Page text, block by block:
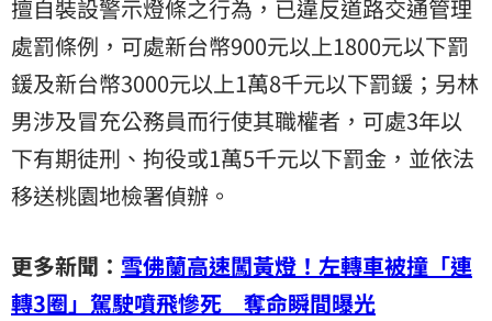
擅自裝設警示燈條之行為，已違反道路交通管理
處罰條例，可處新台幣900元以上1800元以下罰
鍰及新台幣3000元以上1萬8千元以下罰鍰；另林
男涉及冒充公務員而行使其職權者，可處3年以
下有期徒刑、拘役或1萬5千元以下罰金，並依法
移送桃園地檢署偵辦。
更多新聞： 雪佛蘭高速闖黃燈！左轉車被撞「連
轉3圈」駕駛噴飛慘死 奪命瞬間曝光